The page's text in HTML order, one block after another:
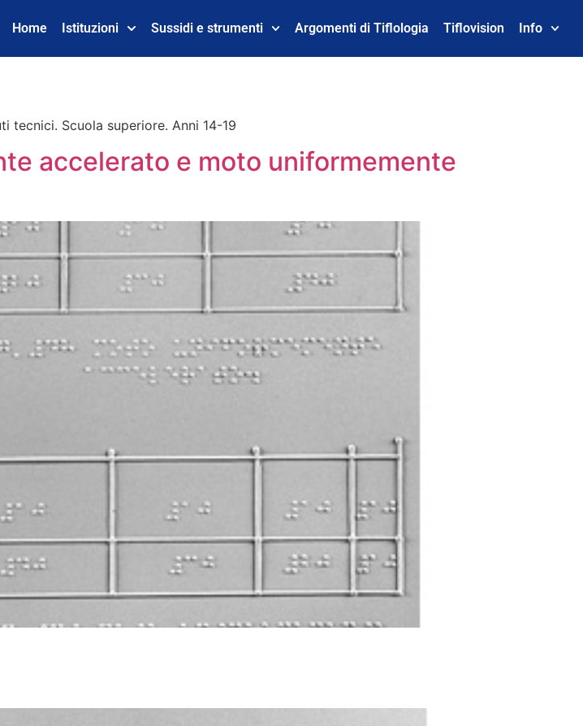
Home Istituzioni Sussidi e strumenti Argomenti di Tiflologia Tiflovision Info
tecnici. Scuola superiore. Anni 14-19
accelerato e moto uniformemente